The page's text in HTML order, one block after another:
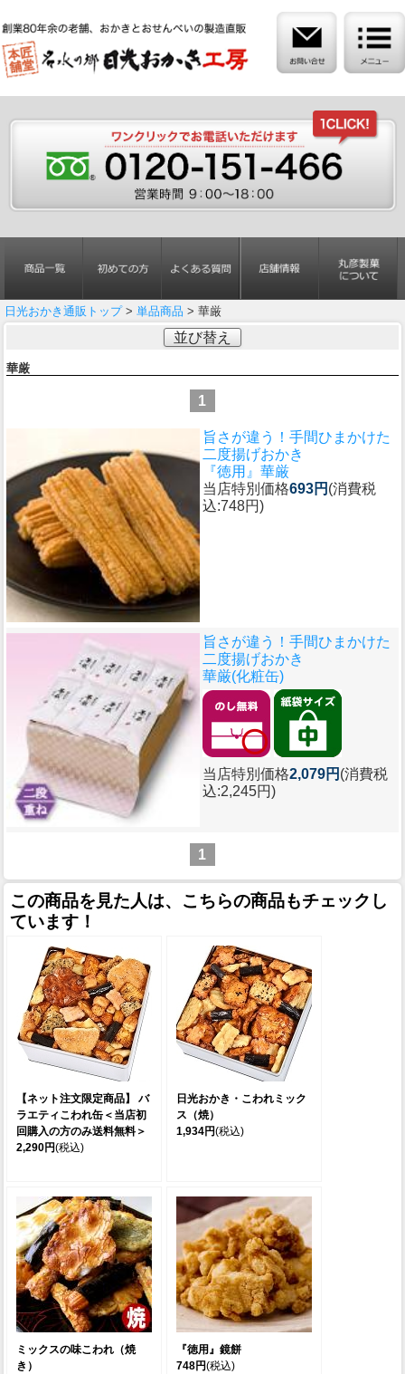
日光おかき通販トップ> 単品商品 > 華厳
並び替え
華厳
1
旨さが違う！手間ひまかけた
二度揚げおかき
『徳用』華厳
当店特別価格693円 (消費税
込:748円)
旨さが違う！手間ひまかけた
二度揚げおかき
華厳(化粧缶)
当店特別価格2,079円 (消費税
込:2,245円)
1
この商品を見た人は、こちらの商品もチェックし
ています！
【ネット注文限定商品】 バ
ラエティこわれ缶＜当店初
回購入の方のみ送料無料＞
2,290円(税込)
日光おかき・こわれミック
ス（焼）
1,934円(税込)
ミックスの味こわれ（焼
き）
『徳用』鏡餅
748円(税込)